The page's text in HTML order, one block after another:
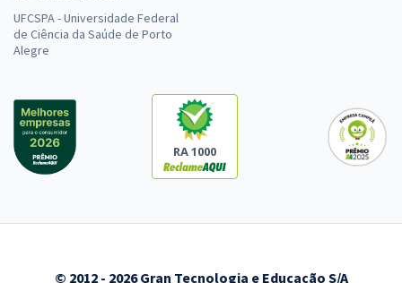
UFCSPA - Universidade Federal
de Ciência da Saúde de Porto
Alegre
RA 1000
© 2012 - 2026 Gran Tecnologia e Educação S/A